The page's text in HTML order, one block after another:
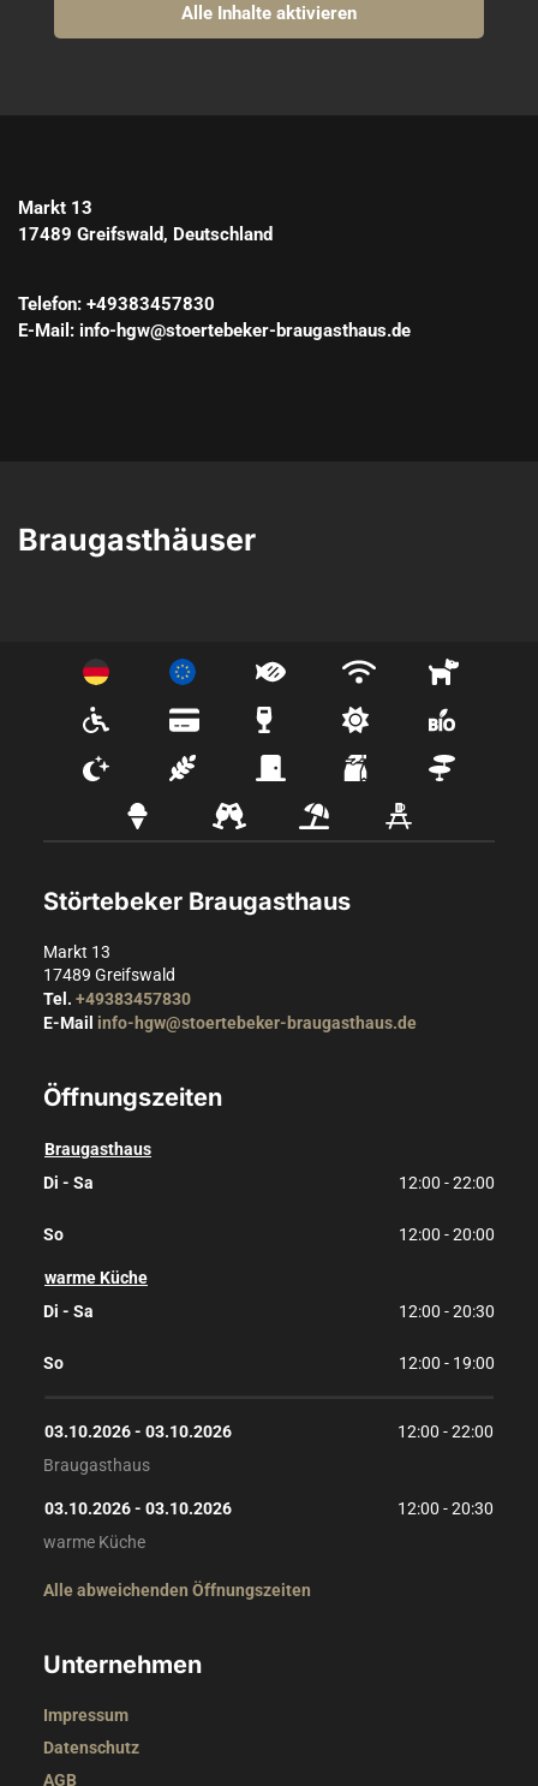
Alle Inhalte aktivieren
Markt 13
17489 Greifswald, Deutschland
Telefon: +49383457830
E-Mail : info-hgw@stoertebeker-braugasthaus.de
Braugasthäuser
Störtebeker Braugasthaus
Markt 13
17489 Greifswald
Tel. +49383457830
E-Mail info-hgw@stoertebeker-braugasthaus.de
Öffnungszeiten
Braugasthaus
Di - Sa
12:00 - 22:00
So 12:00 - 20:00
warme Küche
Di - Sa
12:00 - 20:30
So 12:00 - 19:00
03.10.2026 - 03.10.2026 12:00 - 22:00
Braugasthaus
03.10.2026 - 03.10.2026 12:00 - 20:30
warme Küche
Alle abweichenden Öffnungszeiten
Unternehmen
Impressum
Datenschutz
AGB